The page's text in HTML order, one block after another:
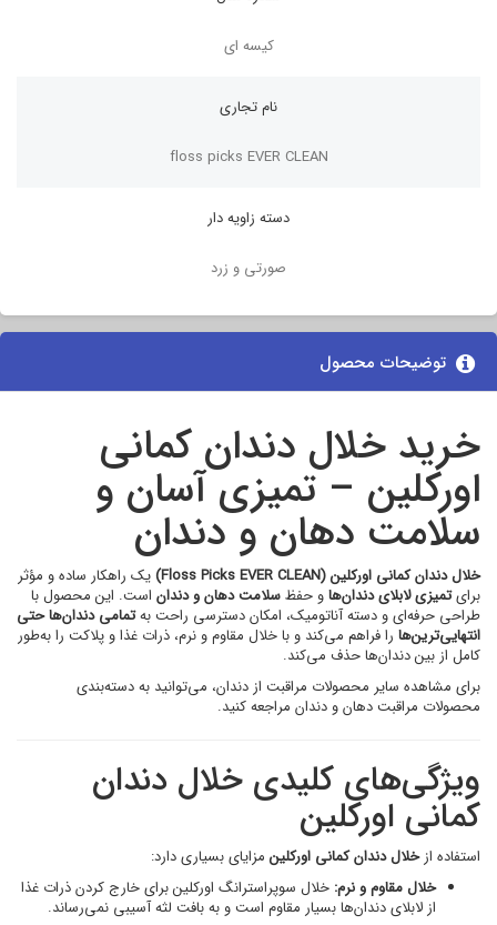
کیسه ای
نام تجاری
floss picks EVER CLEAN
دسته زاویه دار
صورتی و زرد
توضیحات محصول
خرید خلال دندان کمانی
اورکلین – تمیزی آسان و
سلامت دهان و دندان
خلال دندان کمانی اورکلین (Floss Picks EVER CLEAN)
یک راهکار ساده و مؤثر
برایتمیزی لابلای دندان‌هاو حفظسلامت دهان و دنداناست. این محصول با
طراحی حرفه‌ای و دسته آناتومیک، امکان دسترسی راحت بهتمامی دندان‌ها حتی
انتهایی‌ترین‌هارا فراهم می‌کند و با خلال مقاوم و نرم، ذرات غذا و پلاکت را به‌طور
کامل از بین دندان‌ها حذف می‌کند.
برای مشاهده سایر محصولات مراقبت از دندان، می‌توانید به دسته‌بندی
محصولات مراقبت دهان و دندان مراجعه کنید.
ویژگی‌های کلیدی خلال دندان
کمانی اورکلین
استفاده ازخلال دندان کمانی اورکلینمزایای بسیاری دارد:
خلال مقاوم و نرم:خلال سوپراسترانگ اورکلین برای خارج کردن ذرات غذا
از لابلای دندان‌ها بسیار مقاوم است و به بافت لثه آسیبی نمی‌رساند.